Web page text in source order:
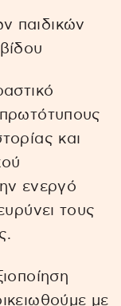
παιδικών
και
ενεργό
τους
με